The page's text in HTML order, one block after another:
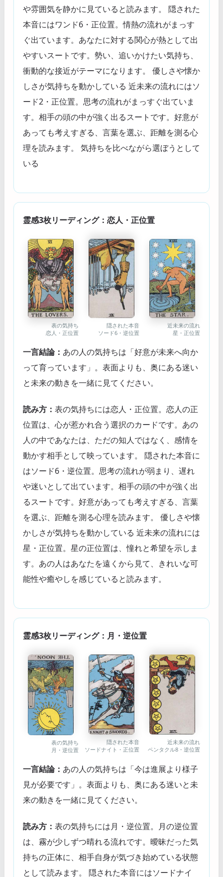
や雰囲気を静かに見ていると読みます。 隠された
本音にはワンド6・正位置。情熱の流れがまっす
ぐ出ています。あなたに対する関心が熱として出
やすいスートです。勢い、追いかけたい気持ち、
衝動的な接近がテーマになります。 優しさや懐か
しさが気持ちを動かしている 近未来の流れにはソ
ード2・正位置。思考の流れがまっすぐ出ていま
す。相手の頭の中が強く出るスートです。好意が
あっても考えすぎる、言葉を選ぶ、距離を測る心
理を読みます。 気持ちを比べながら選ぼうとして
いる
霊感3枚リーディング：恋人・正位置
表の気持ち
恋人・正位置
隠された本音
ソード6・逆位置
近未来の流れ
星・正位置
一言結論： あの人の気持ちは「好意が未来へ向か
って育っています」。表面よりも、奥にある迷い
と未来の動きを一緒に見てください。
読み方： 表の気持ちには恋人・正位置。恋人の正
位置は、心が惹かれ合う選択のカードです。あの
人の中であなたは、ただの知人ではなく、感情を
動かす相手として映っています。 隠された本音に
はソード6・逆位置。思考の流れが弱まり、遅れ
や迷いとして出ています。相手の頭の中が強く出
るスートです。好意があっても考えすぎる、言葉
を選ぶ、距離を測る心理を読みます。 優しさや懐
かしさが気持ちを動かしている 近未来の流れには
星・正位置。星の正位置は、憧れと希望を示しま
す。あの人はあなたを遠くから見て、きれいな可
能性や癒やしを感じていると読みます。
霊感3枚リーディング：月・逆位置
表の気持ち
月・逆位置
隠された本音
ソードナイト・正位置
近未来の流れ
ペンタクル8・逆位置
一言結論： あの人の気持ちは「今は進展より様子
見が必要です」。表面よりも、奥にある迷いと未
来の動きを一緒に見てください。
読み方： 表の気持ちには月・逆位置。月の逆位置
は、霧が少しずつ晴れる流れです。曖昧だった気
持ちの正体に、相手自身が気づき始めている状態
として読みます。 隠された本音にはソードナイ